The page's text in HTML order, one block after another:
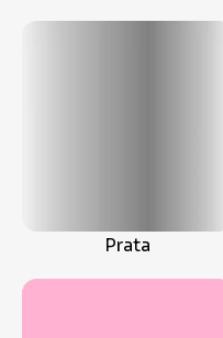
Prata